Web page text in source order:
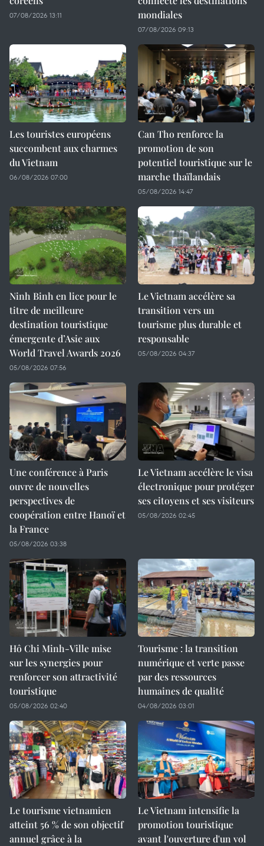
07/08/2026 13:11
mondiales
07/08/2026 09:13
Les touristes européens
succombent aux charmes
du Vietnam
06/08/2026 07:00
Can Tho renforce la
promotion de son
potentiel touristique sur le
marche thaïlandais
05/08/2026 14:47
Ninh Binh en lice pour le
titre de meilleure
destination touristique
émergente d’Asie aux
World Travel Awards 2026
05/08/2026 07:56
Le Vietnam accélère sa
transition vers un
tourisme plus durable et
responsable
05/08/2026 04:37
Une conférence à Paris
ouvre de nouvelles
perspectives de
coopération entre Hanoï et
la France
05/08/2026 03:38
Le Vietnam accélère le visa
électronique pour protéger
ses citoyens et ses visiteurs
05/08/2026 02:45
Hô Chi Minh-Ville mise
sur les synergies pour
renforcer son attractivité
touristique
05/08/2026 02:40
Tourisme : la transition
numérique et verte passe
par des ressources
humaines de qualité
04/08/2026 03:01
Le tourisme vietnamien
atteint 56 % de son objectif
annuel grâce à la
Le Vietnam intensifie la
promotion touristique
avant l'ouverture d'un vol